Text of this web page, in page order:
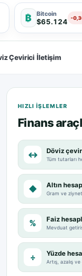
₿ Bitcoin
$65.124 -
Çevirici İletişim
HIZLI IŞLEMLER
Finans
↔ Döviz
Tüm tutarları
◆ Altın
Gram ve ziynet
% Faiz
Mevduat
÷ Yüzde
Artış, azalış